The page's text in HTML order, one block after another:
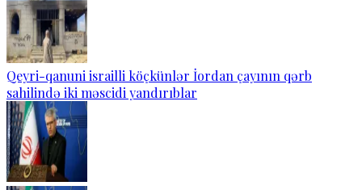
Qeyri-qanuni israilli köçkünlər İordan çayının qərb
sahilində iki məscidi yandırıblar